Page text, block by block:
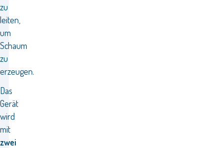
zu
leiten,
um
Schaum
zu
erzeugen.
Das
Gerät
wird
mit
zwei